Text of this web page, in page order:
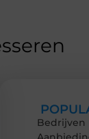
Bedrijven